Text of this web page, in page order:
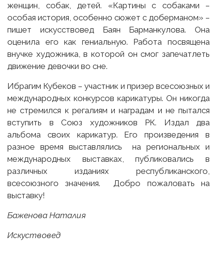
женщин, собак, детей. «Картины с собаками –
особая история, особенно сюжет с доберманом» –
пишет искусствовед Баян Барманкулова. Она
оценила его как гениальную. Работа посвящена
внучке художника, в которой он смог запечатлеть
движение девочки во сне.
Ибрагим Кубеков – участник и призер всесоюзных и
международных конкурсов карикатуры. Он никогда
не стремился к регалиям и наградам и не пытался
вступить в Союз художников РК. Издал два
альбома своих карикатур. Его произведения в
разное время выставлялись на региональных и
международных выставках, публиковались в
различных изданиях республиканского,
всесоюзного значения. Добро пожаловать на
выставку!
Баженова Наталия
Искуствовед